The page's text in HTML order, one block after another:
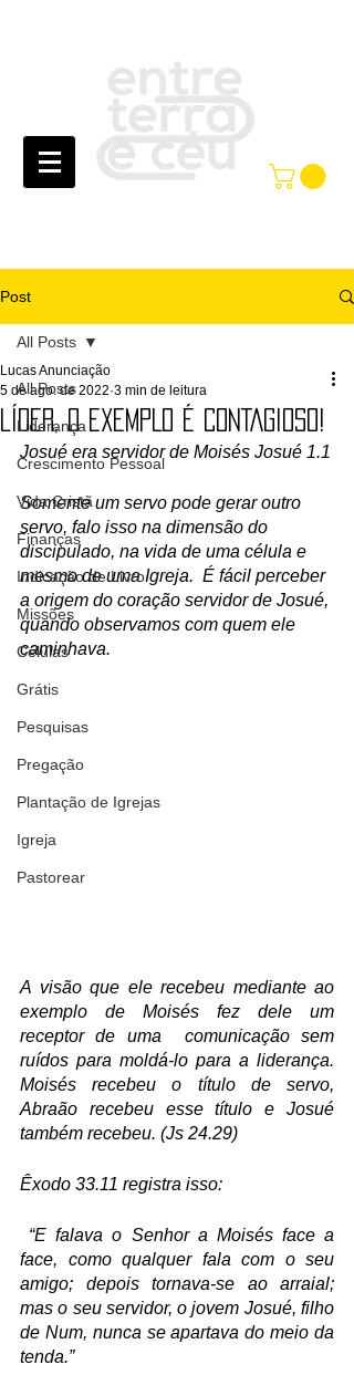
Post
All Posts
Liderança
Crescimento Pessoal
Vida Cristã
Finanças
Indicação de Livro
Missões
Células
Grátis
Pesquisas
Pregação
Plantação de Igrejas
Igreja
Pastorear
All Posts
LÍDER, O EXEMPLO É CONTAGIOSO!
Lucas Anunciação
5 de ago. de 2022 3 min de leitura
Josué era servidor de Moisés Josué 1.1
Somente um servo pode gerar outro
servo, falo isso na dimensão do
discipulado, na vida de uma célula e
mesmo de uma Igreja.  É fácil perceber
a origem do coração servidor de Josué,
quando observamos com quem ele
caminhava.
A visão que ele recebeu mediante ao
exemplo de Moisés fez dele um
receptor de uma  comunicação sem
ruídos para moldá-lo para a liderança.
Moisés recebeu o título de servo,
Abraão recebeu esse título e Josué
também recebeu. (Js 24.29)
Êxodo 33.11 registra isso:
face, como qualquer fala com o seu
amigo; depois tornava-se ao arraial;
mas o seu servidor, o jovem Josué, filho
de Num, nunca se apartava do meio da
tenda.”